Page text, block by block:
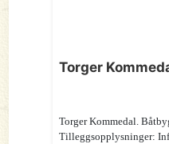
Torger
Torger Kommedal.
Tilleggsopplysninger: